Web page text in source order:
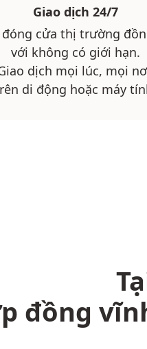
Giao dịch 24/7
đóng cửa thị trường
với không có giới hạn.
dịch mọi lúc, mọi
di động hoặc máy
đồng